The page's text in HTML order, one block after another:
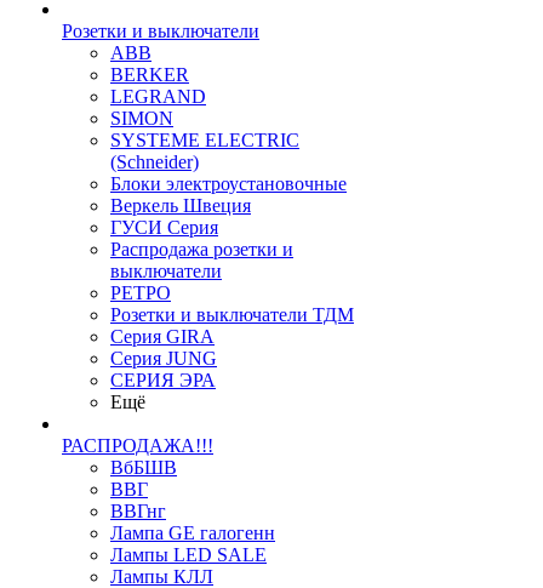
Розетки и выключатели
ABB
BERKER
LEGRAND
SIMON
SYSTEME ELECTRIC
(Schneider)
Блоки электроустановочные
Веркель Швеция
ГУСИ Серия
Распродажа розетки и
выключатели
РЕТРО
Розетки и выключатели ТДМ
Серия GIRA
Серия JUNG
СЕРИЯ ЭРА
Ещё
РАСПРОДАЖА!!!
ВбБШВ
ВВГ
ВВГнг
Лампа GE галогенн
Лампы LED SALE
Лампы КЛЛ